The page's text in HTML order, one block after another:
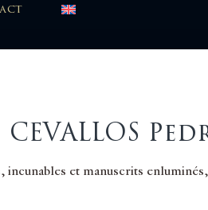
et manuscrits